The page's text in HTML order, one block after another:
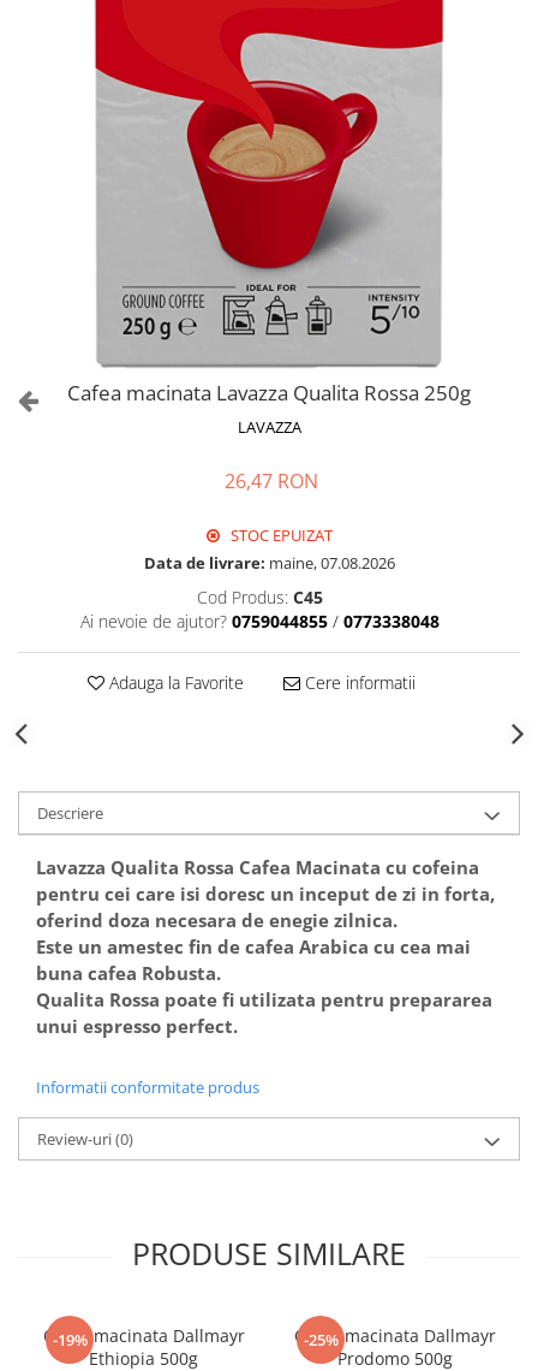
Cafea macinata Lavazza Qualita Rossa 250g
LAVAZZA
26,47 RON
STOC EPUIZAT
Data de livrare: maine, 07.08.2026
Cod Produs: C45
Ai nevoie de ajutor? 0759044855 / 0773338048
Adauga la Favorite Cere informatii
Descriere
Lavazza Qualita Rossa Cafea Macinata cu cofeina
pentru cei care isi doresc un inceput de zi in forta,
oferind doza necesara de enegie zilnica.
Este un amestec fin de cafea Arabica cu cea mai
buna cafea Robusta.
Qualita Rossa poate fi utilizata pentru prepararea
unui espresso perfect.
Informatii conformitate produs
Review-uri(0)
PRODUSE SIMILARE
-19%
Cafea macinata Dallmayr
Ethiopia 500g
-25%
Cafea macinata Dallmayr
Prodomo 500g